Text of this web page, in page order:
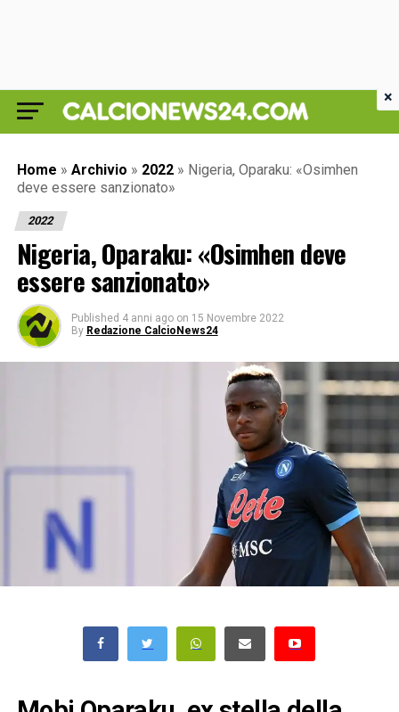
Home » Archivio » 2022 » Nigeria, Oparaku: «Osimhen
deve essere sanzionato»
2022
Nigeria, Oparaku: «Osimhen deve
essere sanzionato»
Published 4 anni ago on 15 Novembre 2022
By Redazione CalcioNews24
×